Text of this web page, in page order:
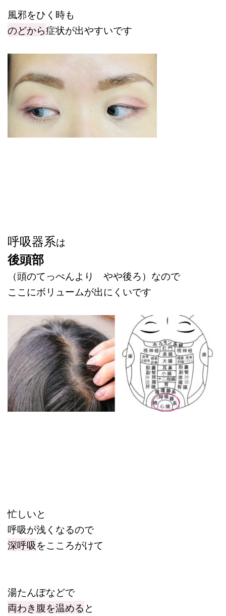
風邪をひく時も
のどから症状が出やすいです
呼吸器系は
後頭部
（頭のてっぺんより やや後ろ）なので
ここにボリュームが出にくいです
忙しいと
呼吸が浅くなるので
深呼吸をこころがけて
湯たんぽなどで
両わき腹を温めると